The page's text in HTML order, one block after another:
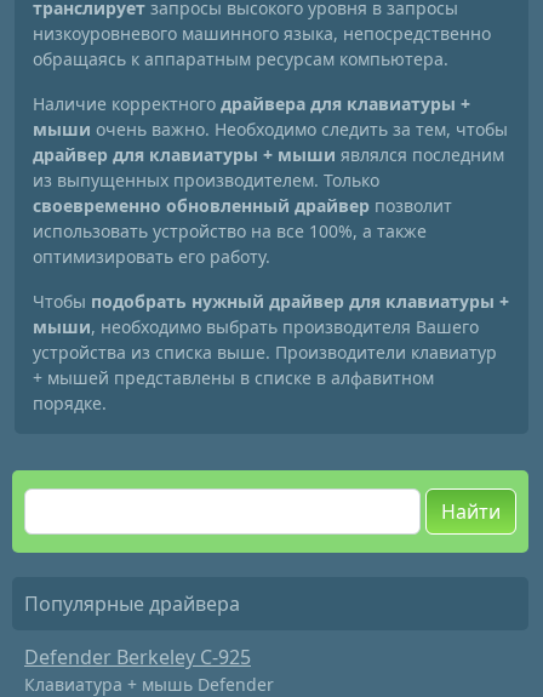
транслирует запросы высокого уровня в запросы
низкоуровневого машинного языка, непосредственно
обращаясь к аппаратным ресурсам компьютера.
Наличие корректного драйвера для клавиатуры +
мыши очень важно. Необходимо следить за тем, чтобы
драйвер для клавиатуры + мыши являлся последним
из выпущенных производителем. Только
своевременно обновленный драйвер позволит
использовать устройство на все 100%, а также
оптимизировать его работу.
Чтобы подобрать нужный драйвер для клавиатуры +
мыши, необходимо выбрать производителя Вашего
устройства из списка выше. Производители клавиатур
+ мышей представлены в списке в алфавитном
порядке.
Найти
Популярные драйвера
Defender Berkeley C-925
Клавиатура + мышь Defender